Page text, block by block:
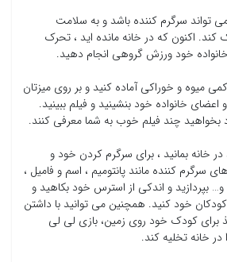
تواند سرگرم کننده باشد و به سلامت
اکنون که در خانه مانده اید ، تحرک
خود ورزش گروهی انجام دهید.
میوه و خوراکی آماده کنید و بر روی میزتان
خانواده خود بنشینید و فیلم ببینید.
بخواهید چند فیلم خوب به شما معرفی کنند.
خانه بمانید ، برای سرگرم کردن خود و
سرگرم کننده مانند پانتومیم ، اسم و فامیل ،
بپردازید و اندکی از استرس خود بکاهید و
خود کنید. همچنین می توانید با داشتن
کودک خود روی زمین، بازی لی لی
خانه تخلیه کند.